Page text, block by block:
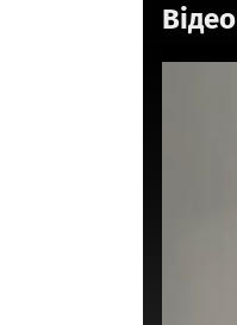
Відео